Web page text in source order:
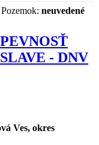
Pozemok: neuvedené
- DNV
Ves, okres